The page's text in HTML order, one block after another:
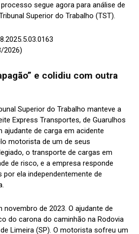
segue agora para análise de
Superior do Trabalho (TST).
2026)
e colidiu com outra
Superior do Trabalho manteve a
Express Transportes, de Guarulhos
ajudante de carga em acidente
motorista de um de seus
o transporte de cargas em
de risco, e a empresa responde
ela independentemente de
novembro de 2023. O ajudante de
do carona do caminhão na Rodovia
Limeira (SP). O motorista sofreu um